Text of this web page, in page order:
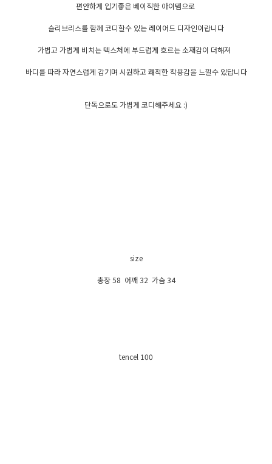
편안하게 입기좋은 베이직한 아이템으로
슬리브리스를 함께 코디할수 있는 레이어드 디자인이랍니다
가볍고 가볍게 비치는 텍스처에 부드럽게 흐르는 소재감이 더해져
바디를 따라 자연스럽게 감기며 시원하고 쾌적한 착용감을 느낄수 있답니다
단독으로도 가볍게 코디해주세요 :)
size
총장 58 어깨 32 가슴 34
tencel 100